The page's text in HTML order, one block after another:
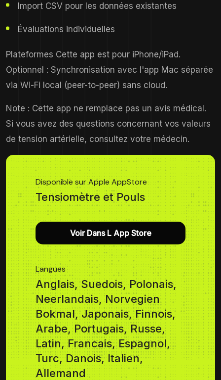
Import CSV pour les données existantes
Évaluations individuelles
Plateformes Cette app est pour iPhone/iPad.
Optionnel : Synchronisation avec l'app Mac séparée
via Wi-Fi local (peer-to-peer) sans cloud.
Note : Cette app ne remplace pas un avis médical.
Si vous avez des questions concernant vos valeurs
de tension artérielle, consultez votre médecin.
Disponible sur Apple AppStore
Tensiomètre et Pouls
Voir Dans L App Store
Langues
Anglais, Suedois, Polonais,
Neerlandais, Norvegien
Bokmal, Japonais, Finnois,
Arabe, Portugais, Russe,
Latin, Francais, Espagnol,
Turc, Danois, Italien,
Allemand